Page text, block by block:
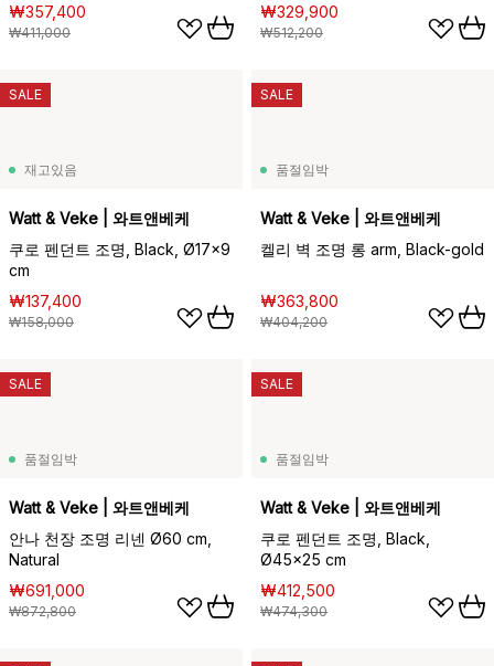
₩357,400
₩411,000
₩329,900
₩512,200
재고있음
Watt & Veke | 와트앤베케
쿠로 펜던트 조명, Black, Ø17x9
cm
₩137,400
₩158,000
SALE
품절임박
Watt & Veke | 와트앤베케
켈리 벽 조명 롱 arm, Black-gold
₩363,800
₩404,200
SALE
품절임박
Watt & Veke | 와트앤베케
안나 천장 조명 리넨 Ø60 cm,
Natural
₩691,000
₩872,800
SALE
품절임박
Watt & Veke | 와트앤베케
쿠로 펜던트 조명, Black,
Ø45x25 cm
₩412,500
₩474,300
SALE